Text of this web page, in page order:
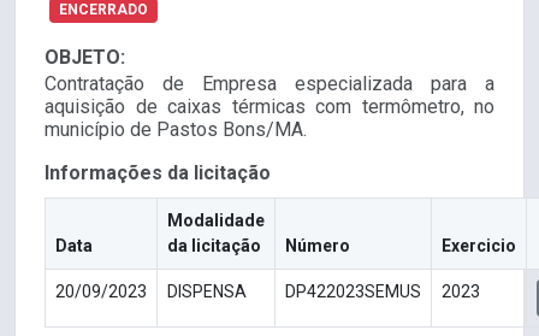
ENCERRADO
OBJETO:
Contratação de Empresa especializada para a
aquisição de caixas térmicas com termômetro, no
município de Pastos Bons/MA.
Informações da licitação
Data
Modalidade
da licitação
Número Exercicio
20/09/2023 DISPENSA DP422023SEMUS 2023